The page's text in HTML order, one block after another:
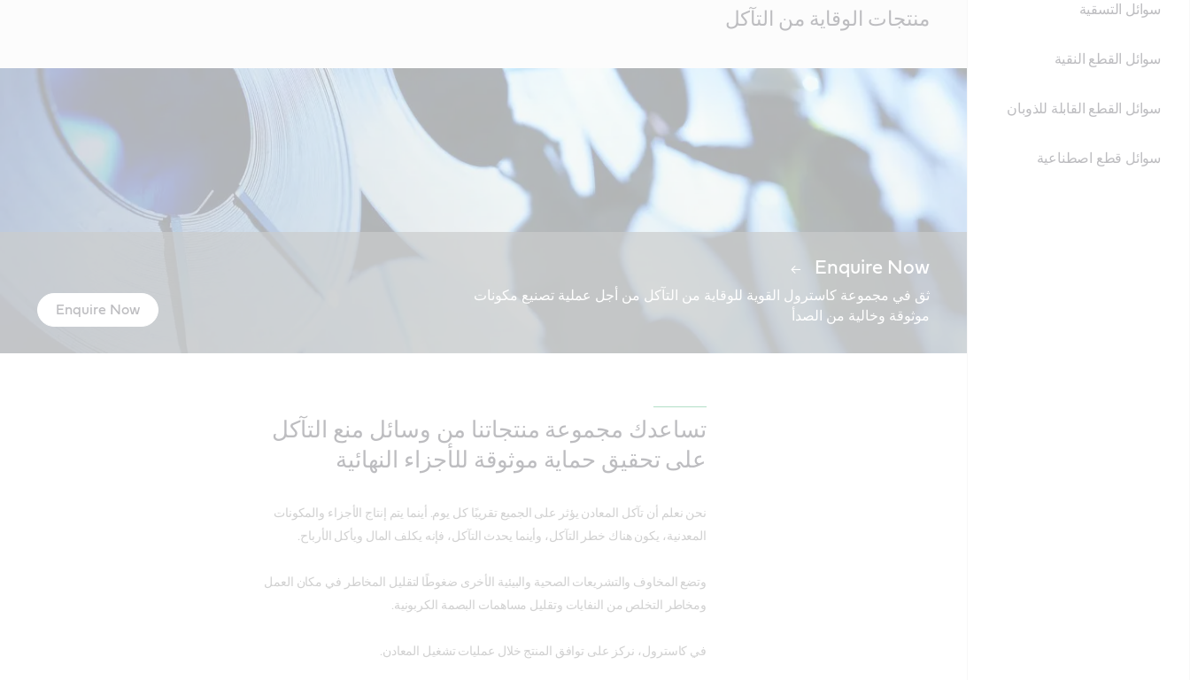
سوائل التسقية
سوائل القطع النقية
سوائل القطع القابلة للذوبان
سوائل قطع اصطناعية
Contentمنتجات الوقاية من التآكل
Enquire Now
ثق في مجموعة كاسترول القوية للوقاية من التآكل من أجل عملية تصنيع مكونات
موثوقة وخالية من الصدأ
Enquire Now
تساعدك مجموعة منتجاتنا من وسائل منع التآكل
على تحقيق حماية موثوقة للأجزاء النهائية
نحن نعلم أن تآكل المعادن يؤثر على الجميع تقريبًا كل يوم. أينما يتم إنتاج الأجزاء والمكونات
المعدنية، يكون هناك خطر التآكل، وأينما يحدث التآكل، فإنه يكلف المال ويأكل الأرباح.
وتضع المخاوف والتشريعات الصحية والبيئية الأخرى ضغوطًا لتقليل المخاطر في مكان العمل
ومخاطر التخلص من النفايات وتقليل مساهمات البصمة الكربونية.
في كاسترول، نركز على توافق المنتج خلال عمليات تشغيل المعادن.